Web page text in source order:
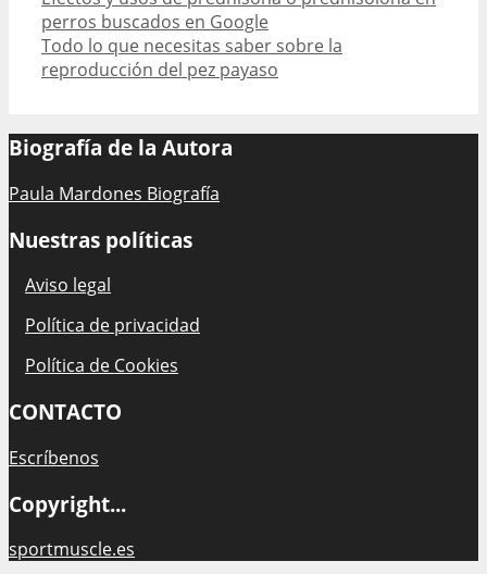
navigation
perros buscados en Google
Todo lo que necesitas saber sobre la
reproducción del pez payaso
Biografía de la Autora
Paula Mardones Biografía
Nuestras políticas
Aviso legal
Política de privacidad
Política de Cookies
CONTACTO
Escríbenos
Copyright...
sportmuscle.es